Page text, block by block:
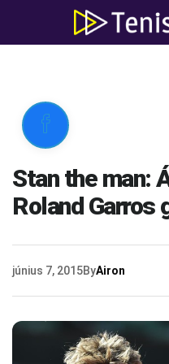

Stan the man:
Roland Garros
június 7, 2015ByAiron